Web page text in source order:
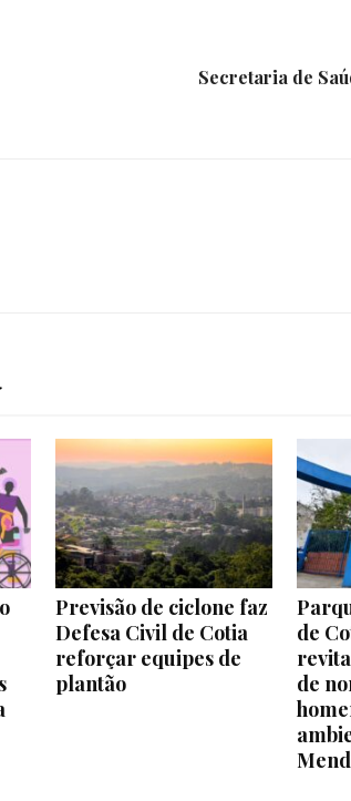
Secretaria de
Previsão de ciclone faz
Defesa Civil de Cotia
reforçar equipes de
plantão
de
de